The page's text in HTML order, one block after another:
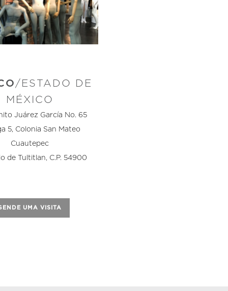
/ESTADO DE
MÉXICO
Juárez García No. 65
5, Colonia San Mateo
Cuautepec
de Tultitlan, C.P. 54900
UMA VISITA